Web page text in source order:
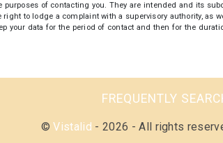
of contacting you. They are intended and its
right to lodge a complaint with a supervisory authority,
your data for the period of contact and then for the
FREQUENTLY
©Vistalid - 2026 - All rights